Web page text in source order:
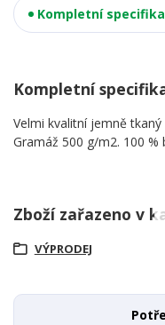
Kompletní
Kompletní
Velmi kvalitní jemně
Gramáž 500 g/m2. 100 %
Zboží zařazeno v
VÝPRODEJ